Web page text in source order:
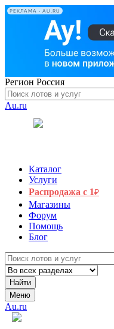
РЕКЛАМА • AU.RU
Регион Россия
Au.ru
Каталог
Услуги
Распродажа с 1₽
Магазины
Форум
Помощь
Блог
Найти
Меню
Au.ru